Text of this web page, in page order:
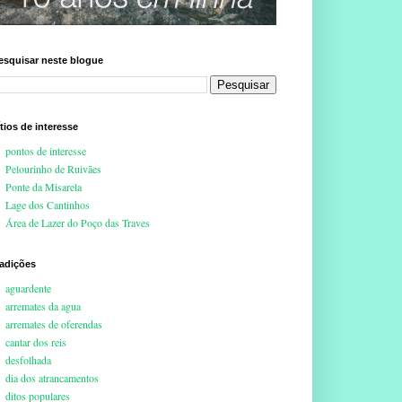
neste blogue
de interesse
pontos de interesse
Pelourinho de Ruivães
Ponte da Misarela
Lage dos Cantinhos
Área de Lazer do Poço das Traves
aguardente
arremates da agua
arremates de oferendas
cantar dos reis
desfolhada
dia dos atrancamentos
ditos populares